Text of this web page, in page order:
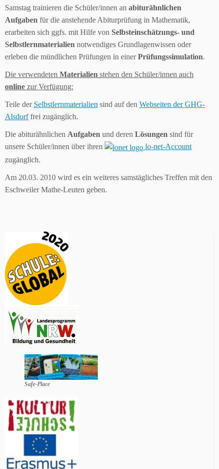
Samstag trainieren die Schüler/innen an abiturähnlichen
Aufgaben für die anstehende Abiturprüfung in Mathematik,
erarbeiten sich ggfs. mit Hilfe von Selbsteinschätzungs- und
Selbstlernmaterialien notwendiges Grundlagenwissen oder
erleben die mündlichen Prüfungen in einerPrüfungssimulation.
Die verwendeten Materialien stehen den Schüler/innen auch
online zur Verfügung:
Teile der Selbstlernmaterialien sind auf den Webseiten der GHG-
Alsdorffrei zugänglich.
Die abiturähnlichen Aufgaben und deren Lösungen sind für
unsere Schüler/innen über ihren
lo-net-Account
zugänglich.
Am 20.03. 2010 wird es ein weiteres samstägliches Treffen mit den
Eschweiler Mathe-Leuten geben.
Safe-Place